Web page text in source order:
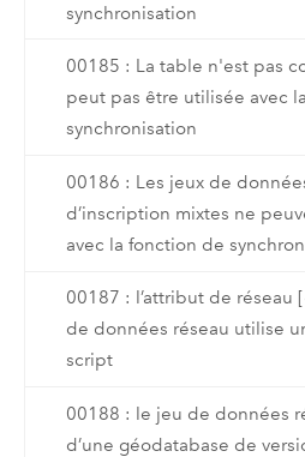
synchronisation
00185 : La table n'est pas
peut pas être utilisée avec
synchronisation
00186 : Les jeux de
d’inscription mixtes ne
avec la fonction de
00187 : l’attribut de
de données réseau utilise
script
00188 : le jeu de données
d’une géodatabase de